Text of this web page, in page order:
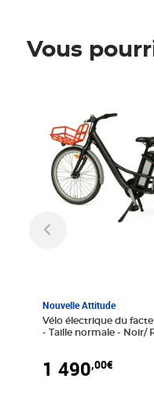
Vous
Nouvelle Attitude
Vélo électrique du
- Taille normale - Noir/
1 490,00€